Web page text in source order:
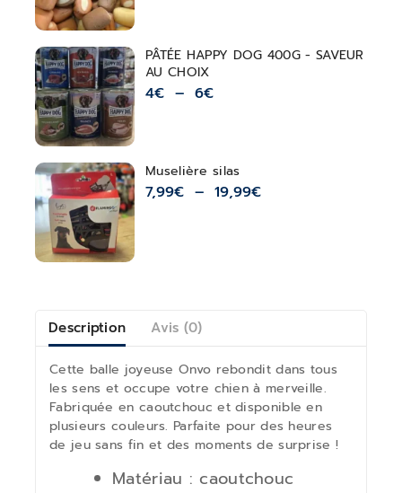
PÂTÉE HAPPY DOG 400G - SAVEUR
AU CHOIX
4€ – 6€
Muselière silas
7,99€ – 19,99€
Description Avis (0)
Cette balle joyeuse Onvo rebondit dans tous
les sens et occupe votre chien à merveille.
Fabriquée en caoutchouc et disponible en
plusieurs couleurs. Parfaite pour des heures
de jeu sans fin et des moments de surprise !
Matériau : caoutchouc